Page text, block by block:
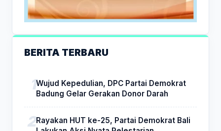
BERITA TERBARU
Wujud Kepedulian, DPC Partai Demokrat
Badung Gelar Gerakan Donor Darah
Rayakan HUT ke-25, Partai Demokrat Bali